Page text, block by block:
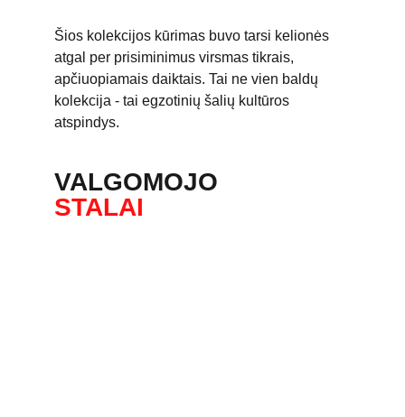
Šios kolekcijos kūrimas buvo tarsi kelionės
atgal per prisiminimus virsmas tikrais,
apčiuopiamais daiktais. Tai ne vien baldų
kolekcija - tai egzotinių šalių kultūros
atspindys.
VALGOMOJO
STALAI